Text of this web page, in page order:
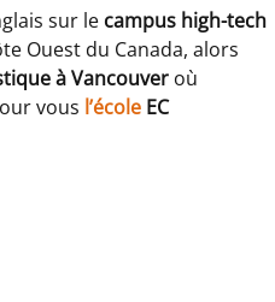
sur le campus high-tech
Ouest du Canada, alors
à Vancouver où
vous l’école EC